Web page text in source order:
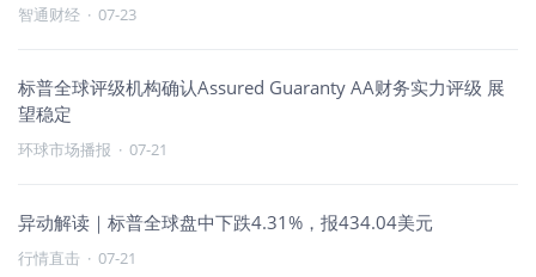
智通财经 · 07-23
标普全球评级机构确认Assured Guaranty AA财务实力评级 展
望稳定
环球市场播报 · 07-21
异动解读｜标普全球盘中下跌4.31%，报434.04美元
行情直击 · 07-21